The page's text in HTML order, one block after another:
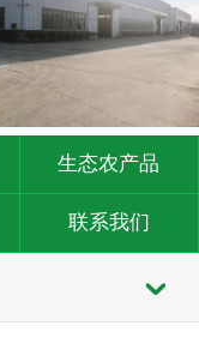
生态农产品
联系我们